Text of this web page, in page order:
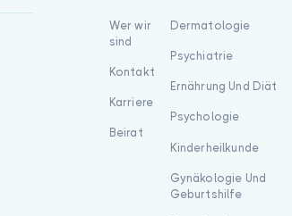
Wer wir
sind
Kontakt
Karriere
Beirat
Dermatologie
Psychiatrie
Ernährung Und Diät
Psychologie
Kinderheilkunde
Gynäkologie Und
Geburtshilfe